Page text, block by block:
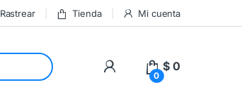
Rastrear Tienda Mi cuenta
My Account
0
$ 0